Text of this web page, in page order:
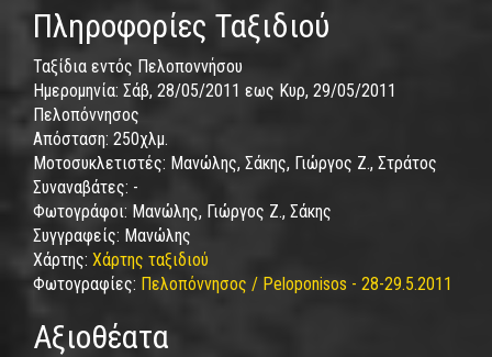
Πληροφορίες Ταξιδιού
Ταξίδια εντός Πελοποννήσου
Ημερομηνία: Σάβ, 28/05/2011 εως Κυρ, 29/05/2011
Πελοπόννησος
Απόσταση: 250χλμ.
Μοτοσυκλετιστές: Μανώλης, Σάκης, Γιώργος Ζ., Στράτος
Συναναβάτες: -
Φωτογράφοι: Μανώλης, Γιώργος Ζ., Σάκης
Συγγραφείς: Μανώλης
Χάρτης: Χάρτης ταξιδιού
Φωτογραφίες: Πελοπόννησος / Peloponisos - 28-29.5.2011
Αξιοθέατα